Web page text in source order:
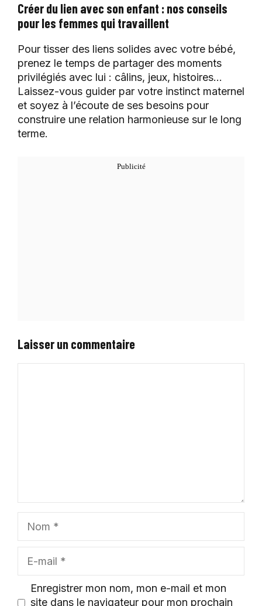
Créer du lien avec son enfant : nos conseils
pour les femmes qui travaillent
Pour tisser des liens solides avec votre bébé,
prenez le temps de partager des moments
privilégiés avec lui : câlins, jeux, histoires…
Laissez-vous guider par votre instinct maternel
et soyez à l’écoute de ses besoins pour
construire une relation harmonieuse sur le long
terme.
Laisser un commentaire
mail
Enregistrer mon nom, mon e-mail et mon
site dans le navigateur pour mon prochain